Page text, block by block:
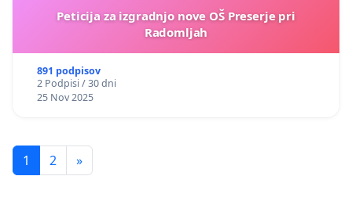
Peticija za izgradnjo nove OŠ Preserje pri
Radomljah
891 podpisov
2 Podpisi / 30 dni
25 Nov 2025
1 2 »